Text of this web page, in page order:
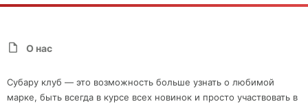
О нас
Субару клуб — это возможность больше узнать о любимой
марке, быть всегда в курсе всех новинок и просто участвовать в